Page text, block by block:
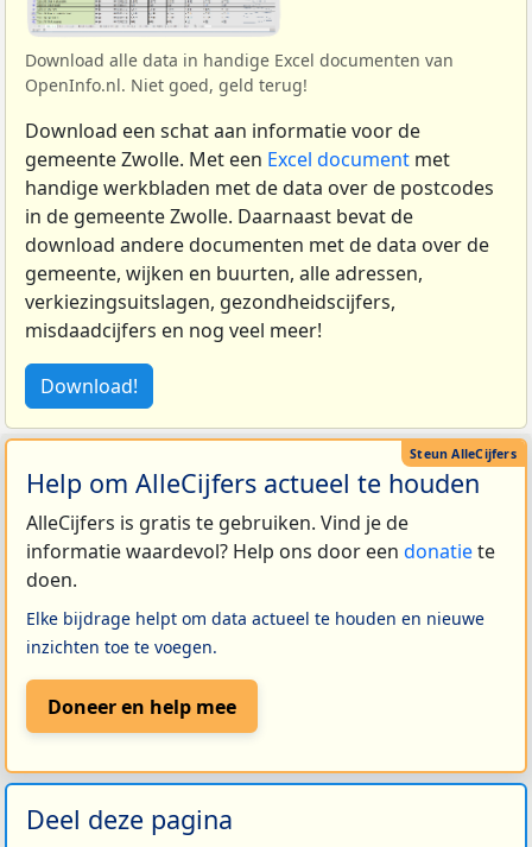
Download alle data in handige Excel documenten van
OpenInfo.nl. Niet goed, geld terug!
Download een schat aan informatie voor de
gemeente Zwolle. Met een Excel document met
handige werkbladen met de data over de postcodes
in de gemeente Zwolle. Daarnaast bevat de
download andere documenten met de data over de
gemeente, wijken en buurten, alle adressen,
verkiezingsuitslagen, gezondheidscijfers,
misdaadcijfers en nog veel meer!
Download!
Help om AlleCijfers actueel te houden
AlleCijfers is gratis te gebruiken. Vind je de
informatie waardevol? Help ons door een donatiete
doen.
Elke bijdrage helpt om data actueel te houden en nieuwe
inzichten toe te voegen.
Doneer en help mee
Deel deze pagina